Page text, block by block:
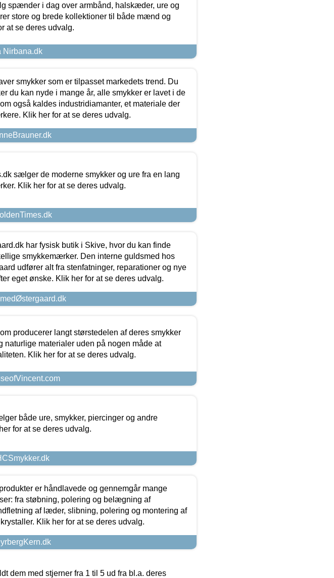
spænder i dag over armbånd, halskæder, ure og
store og brede kollektioner til både mænd og
at se deres udvalg.
Nirbana.dk
smykker som er tilpasset markedets trend. Du
du kan nyde i mange år, alle smykker er lavet i de
også kaldes industridiamanter, et materiale der
Klik her for at se deres udvalg.
sælger de moderne smykker og ure fra en lang
Klik her for at se deres udvalg.
har fysisk butik i Skive, hvor du kan finde
smykkemærker. Den interne guldsmed hos
udfører alt fra stenfatninger, reparationer og nye
eget ønske. Klik her for at se deres udvalg.
producerer langt størstedelen af deres smykker
naturlige materialer uden på nogen måde at
Klik her for at se deres udvalg.
både ure, smykker, piercinger og andre
for at se deres udvalg.
er håndlavede og gennemgår mange
fra støbning, polering og belægning af
af læder, slibning, polering og montering af
Klik her for at se deres udvalg.
dem med stjerner fra 1 til 5 ud fra bl.a. deres